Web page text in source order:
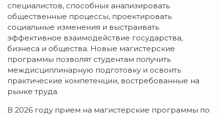
специалистов, способных анализировать
общественные процессы, проектировать
социальные изменения и выстраивать
эффективное взаимодействие государства,
бизнеса и общества. Новые магистерские
программы позволят студентам получить
междисциплинарную подготовку и освоить
практические компетенции, востребованные на
рынке труда.
В 2026 году прием на магистерские программы по